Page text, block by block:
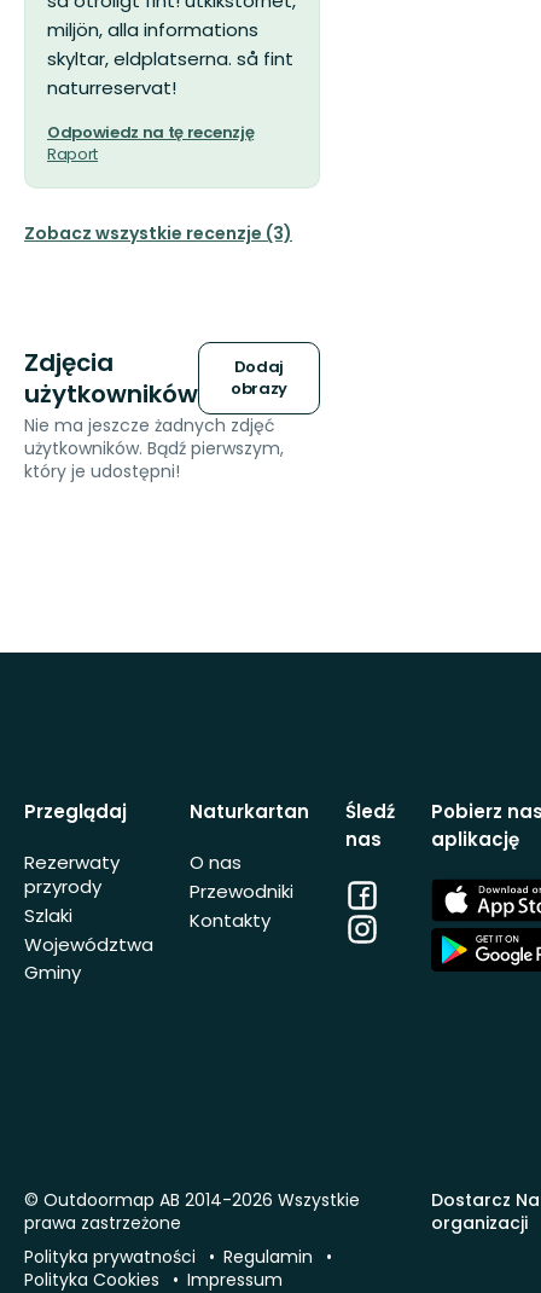
miljön, alla informations
skyltar, eldplatserna. så fint
naturreservat!
Odpowiedz na tę recenzję
Raport
Zobacz wszystkie recenzje (3)
Zdjęcia
użytkowników
Dodaj
obrazy
Nie ma jeszcze żadnych zdjęć
użytkowników. Bądź pierwszym,
który je udostępni!
Przeglądaj
Rezerwaty
przyrody
Szlaki
Województwa
Gminy
Naturkartan
O nas
Przewodniki
Kontakty
Śledź
nas
Facebook
Instagram
Pobierz
aplikację
App
Store
App
Store
Dostarcz
organizacji
© Outdoormap AB 2014-2026 Wszystkie
prawa zastrzeżone
Polityka prywatności
Regulamin
Polityka Cookies
Impressum